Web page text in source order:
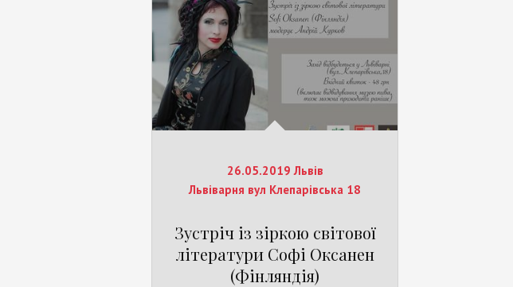
26.05.2019 Львів
Львіварня вул Клепарівська 18
Зустріч із зіркою світової
літератури Софі Оксанен
(Фінляндія)